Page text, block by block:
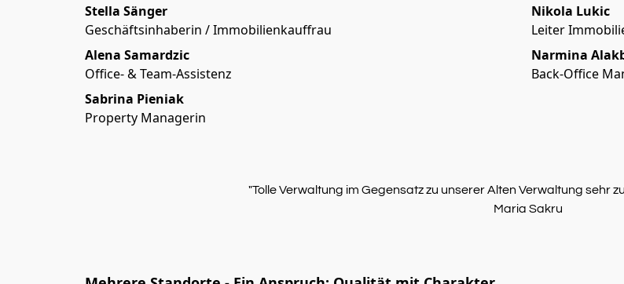
Stella Sänger
Geschäftsinhaberin / Immobilienkauffrau
Nikola Lukic
Leiter
Alena Samardzic
Office- & Team-Assistenz
Narmina
Back-Office
Sabrina Pieniak
Property Managerin
"Tolle Verwaltung im Gegensatz zu unserer Alten Verwaltung sehr
Maria Sakru